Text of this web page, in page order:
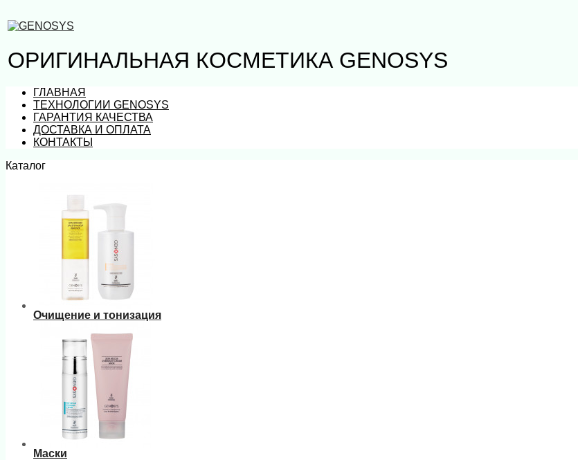
ОРИГИНАЛЬНАЯ КОСМЕТИКА GENOSYS
ГЛАВНАЯ
ТЕХНОЛОГИИ GENOSYS
ГАРАНТИЯ КАЧЕСТВА
ДОСТАВКА И ОПЛАТА
КОНТАКТЫ
Каталог
Очищение и тонизация
Маски